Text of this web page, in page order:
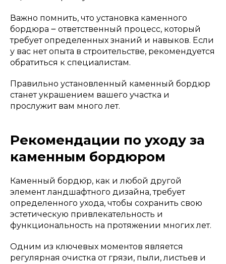
Важно помнить, что установка каменного
бордюра ౼ ответственный процесс, который
требует определенных знаний и навыков. Если
у вас нет опыта в строительстве, рекомендуется
обратиться к специалистам.
Правильно установленный каменный бордюр
станет украшением вашего участка и
прослужит вам много лет.
Рекомендации по уходу за
каменным бордюром
Каменный бордюр, как и любой другой
элемент ландшафтного дизайна, требует
определенного ухода, чтобы сохранить свою
эстетическую привлекательность и
функциональность на протяжении многих лет.
Одним из ключевых моментов является
регулярная очистка от грязи, пыли, листьев и